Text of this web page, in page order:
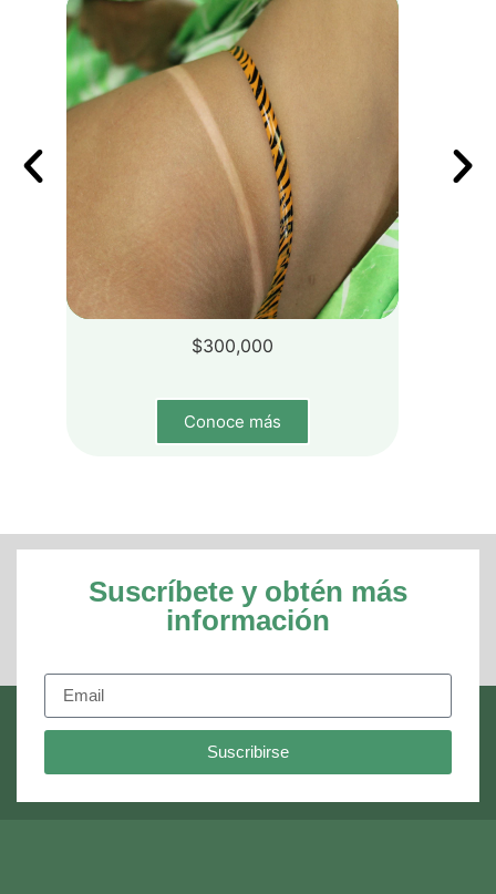
AÑADIR AL CARRITO
$300,000
Conoce más
Suscríbete y obtén más
información
Suscribirse